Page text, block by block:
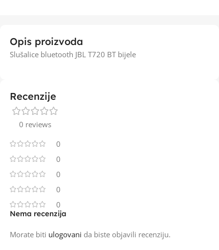
Opis proizvoda
Slušalice bluetooth JBL T720 BT bijele
Recenzije
0 reviews
0
0
0
0
0
Nema recenzija
Morate biti ulogovani da biste objavili recenziju.